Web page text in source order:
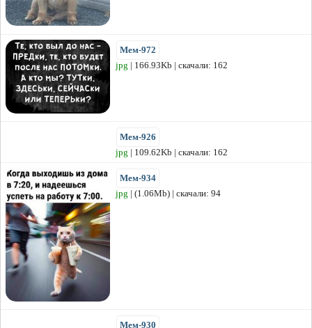
Мем-972
jpg | 166.93Kb | скачали: 162
Мем-926
jpg | 109.62Kb | скачали: 162
Мем-934
jpg | (1.06Mb) | скачали: 94
Мем-930